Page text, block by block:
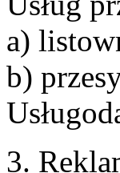
a)
b)
3.